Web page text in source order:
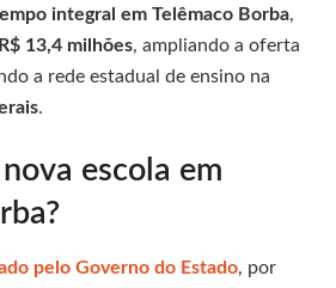
integral em Telêmaco Borba,
R$ 13,4 milhões, ampliando a oferta
a rede estadual de ensino na
.
escola em
pelo Governo do Estado, por